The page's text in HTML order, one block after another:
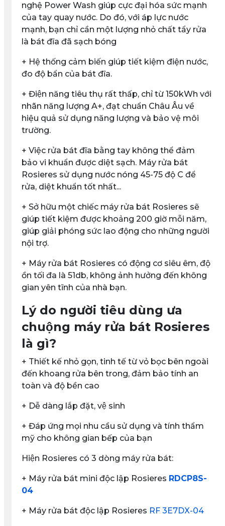
nghệ Power Wash giúp cực đại hóa sức mạnh
của tay quay nước. Do đó, với áp lực nước
mạnh, bạn chỉ cần một lượng nhỏ chất tẩy rửa
là bát đĩa đã sạch bóng
+ Hệ thống cảm biến giúp tiết kiệm điện nước,
đo độ bẩn của bát đĩa.
+ Điện năng tiêu thụ rất thấp, chỉ từ 150kWh với
nhãn năng lượng A+, đạt chuẩn Châu Âu về
hiệu quả sử dụng năng lượng và bảo vệ môi
trường.
+ Việc rửa bát đĩa bằng tay không thể đảm
bảo vi khuẩn được diệt sạch. Máy rửa bát
Rosieres sử dụng nước nóng 45-75 độ C để
rửa, diệt khuẩn tốt nhất...
+ Sở hữu một chiếc máy rửa bát Rosieres sẽ
giúp tiết kiệm được khoảng 200 giờ mỗi năm,
giúp giải phóng sức lao động cho những người
nội trợ.
+ Máy rửa bát Rosieres có động cơ siêu êm, độ
ồn tối đa là 51db, không ảnh hưởng đến không
gian yên tĩnh của nhà bạn.
Lý do người tiêu dùng ưa
chuộng máy rửa bát Rosieres
là gì?
+ Thiết kế nhỏ gọn, tinh tế từ vỏ bọc bên ngoài
đến khoang rửa bên trong, đảm bảo tính an
toàn và độ bền cao
+ Dễ dàng lắp đặt, vệ sinh
+ Đáp ứng mọi nhu cầu sử dụng và tính thẩm
mỹ cho không gian bếp của bạn
Hiện Rosieres có 3 dòng máy rửa bát:
+ Máy rửa bát mini độc lập Rosieres RDCP8S-
04
+ Máy rửa bát độc lập Rosieres RF 3E7DX-04